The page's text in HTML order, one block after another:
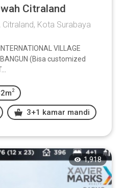
Citraland
Kota Surabaya
VILLAGE
(Bisa customized
2
3+1 kamar mandi
1,918